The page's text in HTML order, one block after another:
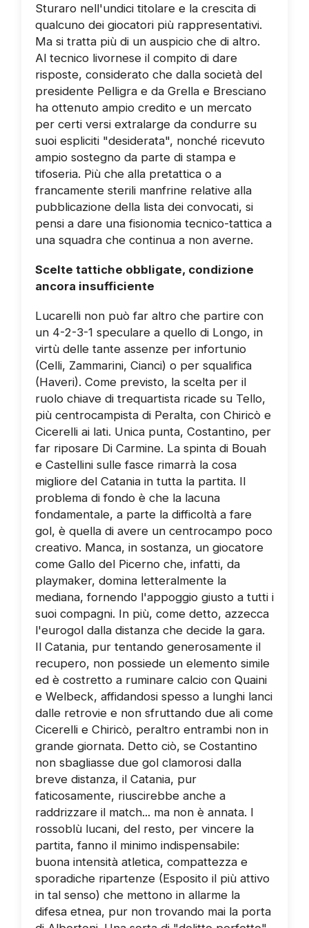
Sturaro nell'undici titolare e la crescita di
qualcuno dei giocatori più rappresentativi.
Ma si tratta più di un auspicio che di altro.
Al tecnico livornese il compito di dare
risposte, considerato che dalla società del
presidente Pelligra e da Grella e Bresciano
ha ottenuto ampio credito e un mercato
per certi versi extralarge da condurre su
suoi espliciti "desiderata", nonché ricevuto
ampio sostegno da parte di stampa e
tifoseria. Più che alla pretattica o a
francamente sterili manfrine relative alla
pubblicazione della lista dei convocati, si
pensi a dare una fisionomia tecnico-tattica a
una squadra che continua a non averne.
Scelte tattiche obbligate, condizione
ancora insufficiente
Lucarelli non può far altro che partire con
un 4-2-3-1 speculare a quello di Longo, in
virtù delle tante assenze per infortunio
(Celli, Zammarini, Cianci) o per squalifica
(Haveri). Come previsto, la scelta per il
ruolo chiave di trequartista ricade su Tello,
più centrocampista di Peralta, con Chiricò e
Cicerelli ai lati. Unica punta, Costantino, per
far riposare Di Carmine. La spinta di Bouah
e Castellini sulle fasce rimarrà la cosa
migliore del Catania in tutta la partita. Il
problema di fondo è che la lacuna
fondamentale, a parte la difficoltà a fare
gol, è quella di avere un centrocampo poco
creativo. Manca, in sostanza, un giocatore
come Gallo del Picerno che, infatti, da
playmaker, domina letteralmente la
mediana, fornendo l'appoggio giusto a tutti i
suoi compagni. In più, come detto, azzecca
l'eurogol dalla distanza che decide la gara.
Il Catania, pur tentando generosamente il
recupero, non possiede un elemento simile
ed è costretto a ruminare calcio con Quaini
e Welbeck, affidandosi spesso a lunghi lanci
dalle retrovie e non sfruttando due ali come
Cicerelli e Chiricò, peraltro entrambi non in
grande giornata. Detto ciò, se Costantino
non sbagliasse due gol clamorosi dalla
breve distanza, il Catania, pur
faticosamente, riuscirebbe anche a
raddrizzare il match... ma non è annata. I
rossoblù lucani, del resto, per vincere la
partita, fanno il minimo indispensabile:
buona intensità atletica, compattezza e
sporadiche ripartenze (Esposito il più attivo
in tal senso) che mettono in allarme la
difesa etnea, pur non trovando mai la porta